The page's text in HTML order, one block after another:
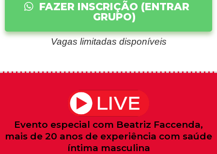
FAZER INSCRIÇÃO (ENTRAR
GRUPO)
Vagas limitadas disponíveis
Evento especial com Beatriz Faccenda,
mais de 20 anos de experiência com saúde
íntima masculina